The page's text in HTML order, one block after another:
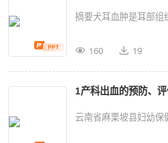
考模拟预测）已知是三
面，，则存在，使得．
（2023·海南省直辖县
知四棱柱的底面为正方
摘要犬耳血肿是耳部组
因包括机械性损伤、继
等。发病后耳廓迅速肿
感及捻发音。感染后可
及穿刺结果。小血肿可
160 19
1产科出血的预防、
云南省麻栗坡县妇幼保